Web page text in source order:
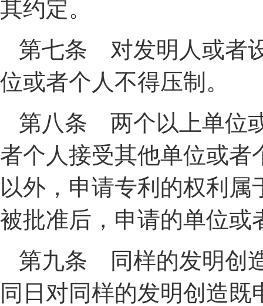
其约定。
第七条 对发明人或者
位或者个人不得压制。
第八条 两个以上单位
者个人接受其他单位或者
以外，申请专利的权利
被批准后，申请的单位或
第九条 同样的发明创
同日对同样的发明创造